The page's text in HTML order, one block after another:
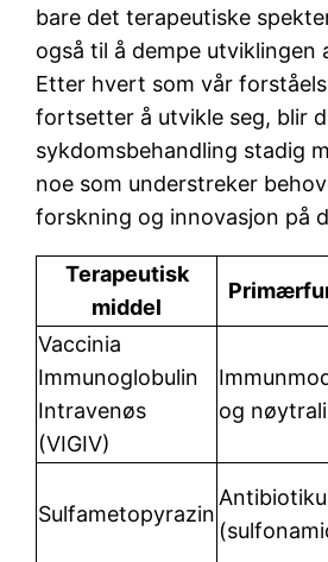
bare det terapeutiske
også til å dempe utviklingen
Etter hvert som vår
fortsetter å utvikle seg, blir
sykdomsbehandling stadig
noe som understreker
forskning og innovasjon på
Terapeutisk
middel
Vaccinia
Immunoglobulin
Intravenøs
(VIGIV)
og
Sulfametopyrazin